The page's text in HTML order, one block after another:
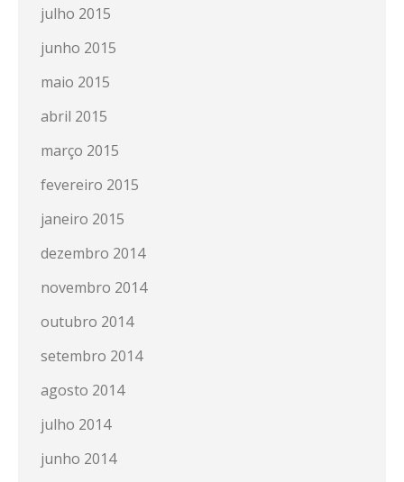
julho 2015
junho 2015
maio 2015
abril 2015
março 2015
fevereiro 2015
janeiro 2015
dezembro 2014
novembro 2014
outubro 2014
setembro 2014
agosto 2014
julho 2014
junho 2014